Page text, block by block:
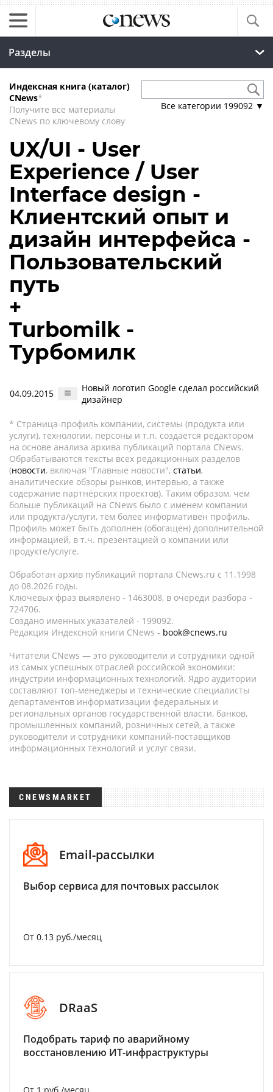
Разделы
Индексная книга (каталог)
CNews*
Получите все материалы
CNews по ключевому слову
Все категории 199092 ▼
UX/UI - User
Experience / User
Interface design -
Клиентский опыт и
дизайн интерфейса -
Пользовательский
путь
+
Turbomilk -
Турбомилк
04.09.2015
Новый логотип Google сделал российский
дизайнер
* Страница-профиль компании, системы (продукта или
услуги), технологии, персоны и т.п. создается редактором
на основе анализа архива публикаций портала CNews.
Обрабатываются тексты всех редакционных разделов
(новости, включая "Главные новости", статьи,
аналитические обзоры рынков, интервью, а также
содержание партнёрских проектов). Таким образом, чем
больше публикаций на CNews было с именем компании
или продукта/услуги, тем более информативен профиль.
Профиль может быть дополнен (обогащен) дополнительной
информацией, в т.ч. презентацией о компании или
продукте/услуге.
Обработан архив публикаций портала CNews.ru c 11.1998
до 08.2026 годы.
Ключевых фраз выявлено - 1463008, в очереди разбора -
724706.
Создано именных указателей - 199092.
Редакция Индексной книги CNews - book@cnews.ru
Читатели CNews — это руководители и сотрудники одной
из самых успешных отраслей российской экономики:
индустрии информационных технологий. Ядро аудитории
составляют топ-менеджеры и технические специалисты
департаментов информатизации федеральных и
региональных органов государственной власти, банков,
промышленных компаний, розничных сетей, а также
руководители и сотрудники компаний-поставщиков
информационных технологий и услуг связи.
CNEWSMARKET
Email-рассылки
Выбор сервиса для почтовых рассылок
От 0.13 руб./месяц
DRaaS
Подобрать тариф по аварийному
восстановлению ИТ-инфраструктуры